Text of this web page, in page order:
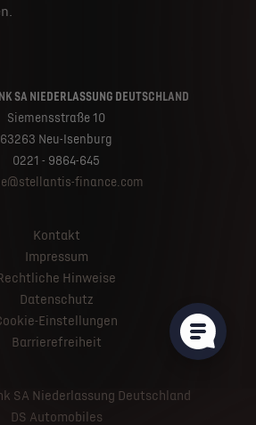
SA NIEDERLASSUNG DEUTSCHLAND
Siemensstraße 10
63263 Neu-Isenburg
0221 - 9864-645
finance.com
Kontakt
Impressum
Hinweise
Datenschutz
Einstellungen
Barrierefreiheit
SA Niederlassung Deutschland
DS Automobiles